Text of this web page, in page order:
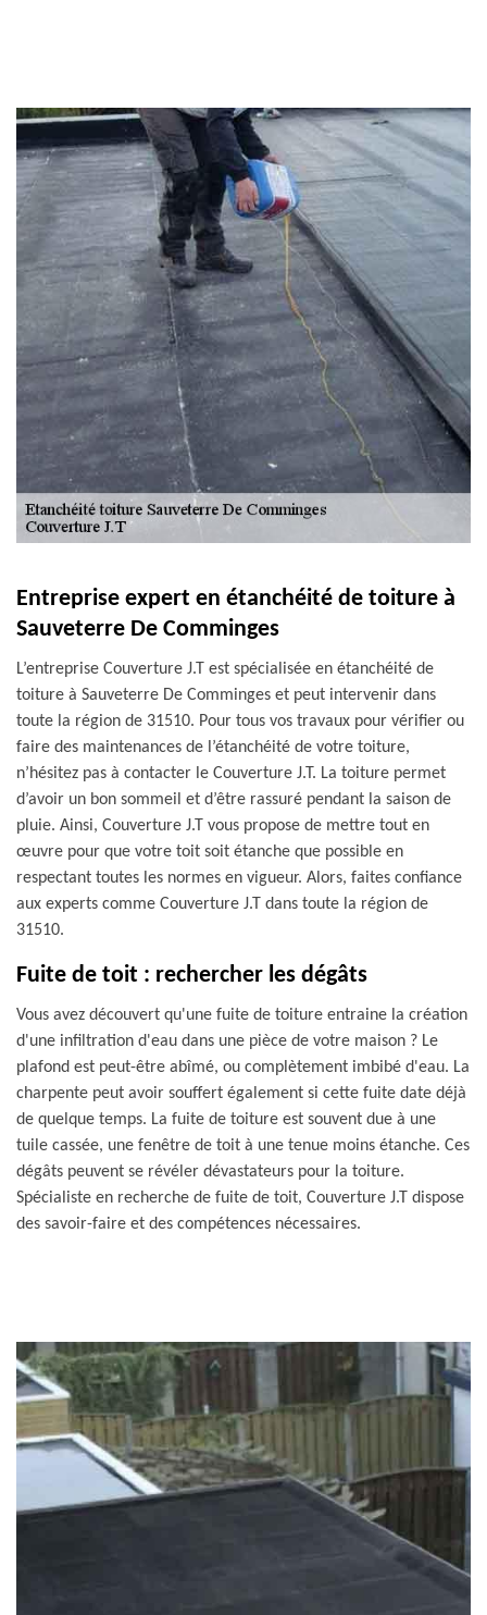
Entreprise expert en étanchéité de toiture à
Sauveterre De Comminges
L’entreprise Couverture J.T est spécialisée en étanchéité de
toiture à Sauveterre De Comminges et peut intervenir dans
toute la région de 31510. Pour tous vos travaux pour vérifier ou
faire des maintenances de l’étanchéité de votre toiture,
n’hésitez pas à contacter le Couverture J.T. La toiture permet
d’avoir un bon sommeil et d’être rassuré pendant la saison de
pluie. Ainsi, Couverture J.T vous propose de mettre tout en
œuvre pour que votre toit soit étanche que possible en
respectant toutes les normes en vigueur. Alors, faites confiance
aux experts comme Couverture J.T dans toute la région de
31510.
Fuite de toit : rechercher les dégâts
Vous avez découvert qu'une fuite de toiture entraine la création
d'une infiltration d'eau dans une pièce de votre maison ? Le
plafond est peut-être abîmé, ou complètement imbibé d'eau. La
charpente peut avoir souffert également si cette fuite date déjà
de quelque temps. La fuite de toiture est souvent due à une
tuile cassée, une fenêtre de toit à une tenue moins étanche. Ces
dégâts peuvent se révéler dévastateurs pour la toiture.
Spécialiste en recherche de fuite de toit, Couverture J.T dispose
des savoir-faire et des compétences nécessaires.